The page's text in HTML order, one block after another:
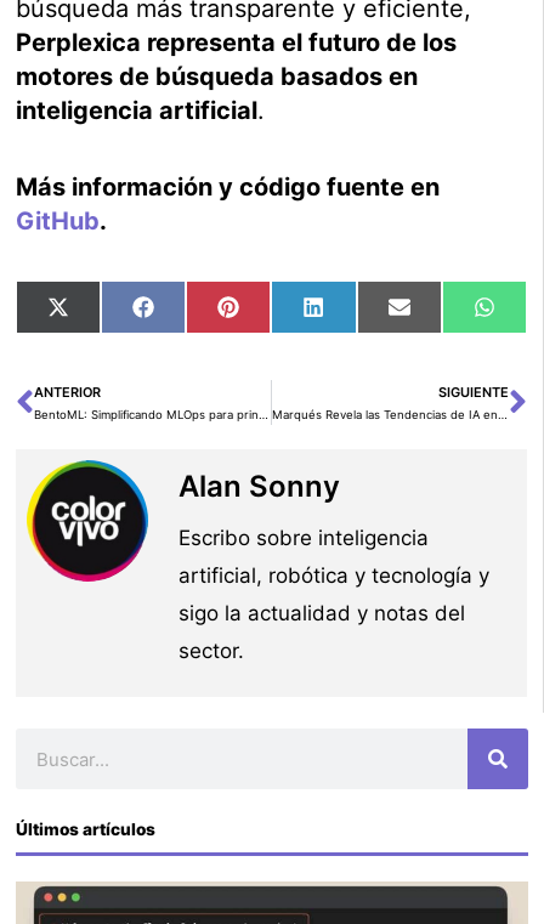
búsqueda más transparente y eficiente,
Perplexica representa el futuro de los
motores de búsqueda basados en
inteligencia artificial.
Más información y código fuente en
GitHub.
Compartir
en
X
Compartir
en
FacebookCompartir
en
PinterestCompartir
en
LinkedInCompartir
en
Email
en
Ant
ANTERIOR SIGUIENTE
Alan Sonny
Escribo sobre inteligencia
artificial, robótica y tecnología y
sigo la actualidad y notas del
sector.
Últimos artículos